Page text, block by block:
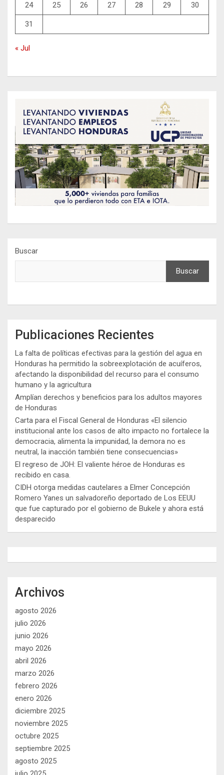
24 25 26 27 28 29 30
31
« Jul
Buscar
Buscar
Publicaciones Recientes
La falta de políticas efectivas para la gestión del agua en
Honduras ha permitido la sobreexplotación de acuíferos,
afectando la disponibilidad del recurso para el consumo
humano y la agricultura
Amplían derechos y beneficios para los adultos mayores
de Honduras
Carta para el Fiscal General de Honduras «El silencio
institucional ante los casos de alto impacto no fortalece la
democracia, alimenta la impunidad, la demora no es
neutral, la inacción también tiene consecuencias»
El regreso de JOH: El valiente héroe de Honduras es
recibido en casa.
CIDH otorga medidas cautelares a Elmer Concepción
Romero Yanes un salvadoreño deportado de Los EEUU
que fue capturado por el gobierno de Bukele y ahora está
desparecido
Archivos
agosto 2026
julio 2026
junio 2026
mayo 2026
abril 2026
marzo 2026
febrero 2026
enero 2026
diciembre 2025
noviembre 2025
octubre 2025
septiembre 2025
agosto 2025